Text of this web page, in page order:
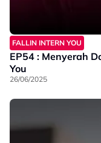
FALLIN INTERN YOU
EP54 : Menyerah
You
26/06/2025